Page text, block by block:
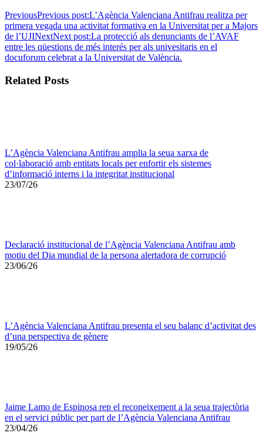
PreviousPrevious post:L’Agència Valenciana Antifrau realitza per
primera vegada una activitat formativa en la Universitat per a Majors
de l’UJINextNext post:La protecció als denunciants de l’AVAF
entre les qüestions de més interés per als univesitaris en el
docuforum celebrat a la Universitat de València.
Related Posts
L’Agència Valenciana Antifrau amplia la seua xarxa de
col·laboració amb entitats locals per enfortir els sistemes
d’informació interns i la integritat institucional
23/07/26
Declaració institucional de l’Agència Valenciana Antifrau amb
motiu del Dia mundial de la persona alertadora de corrupció
23/06/26
L’Agència Valenciana Antifrau presenta el seu balanç d’activitat des
d’una perspectiva de gènere
19/05/26
Jaime Lamo de Espinosa rep el reconeixement a la seua trajectòria
en el servici públic per part de l’Agència Valenciana Antifrau
23/04/26